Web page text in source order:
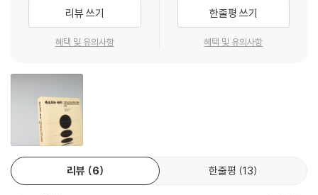
나라의 힘과 중요성에 대한 인식과도 밀접하게 연관돼 있다. 하지만 어떤
시나리오가 펼쳐지든 간에 앞으로 수십 년 동안에는 점차 많은 나라의 인
구 성장률이 둔화되거나 마이너스 성장으로 돌아설 것으로 예상된다.
1950년에 일본은 〈젊은이들의 나라〉였다. 총인구의 3분의 1 이상이 15세
미만이었고 65세 이상은 5%에 불과했다. 1950년부터 1990년까지 일본
의 인구는 47% 늘어난 반면 생산 가능 인구는 71%나 증가했다. 하지만 2
019년이 되자 그 비율은 역전됐다. 15세 미만 인구는 총인구의 12%에 불
과했지만 65세 이상 인구는 28%에 달했다.
--- p.88
삶에 어떤 파급효과를 가져올지 살펴본다.
2070년:전 세계 총인구 감소 시작 / 2050년: 세계 경제 성장률 마이너
강지표평가연구소(Institute for Health Metrics and Evaluation)는
2050년이 되면 65개 국가, 즉 〈전체 국가 중 3분의 1에서 인구 성장이 마
이너스〉로 돌아서고, 또 다른 5분의 1 국가에서 연간 인구성장률이 0.5%
를 밑돌 것이며, 전 세계 총인구가 감소하기 시작하는 글로벌 변곡점은 20
70년경에 도래할 것으로 예상한다.
리뷰 쓰기
혜택 및 유의사항
한줄평 쓰기
혜택 및 유의사항
리뷰 6 한줄평 13